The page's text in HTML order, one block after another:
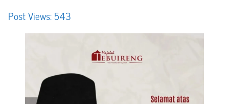
Post Views:543